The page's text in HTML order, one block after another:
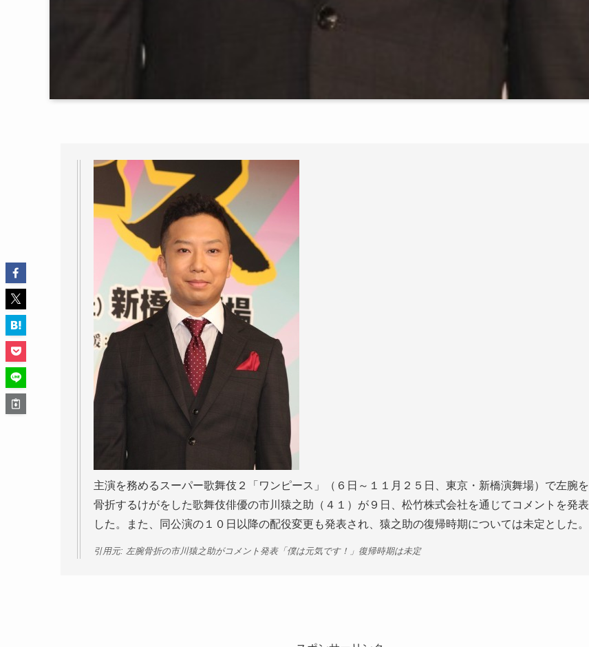
主演を務めるスーパー歌舞伎２「ワンピース」（６日～１１月２５日、東京・新橋演舞場）で左腕を
骨折するけがをした歌舞伎俳優の市川猿之助（４１）が９日、松竹株式会社を通じてコメントを発表
した。また、同公演の１０日以降の配役変更も発表され、猿之助の復帰時期については未定とした。
引用元: 左腕骨折の市川猿之助がコメント発表「僕は元気です！」復帰時期は未定